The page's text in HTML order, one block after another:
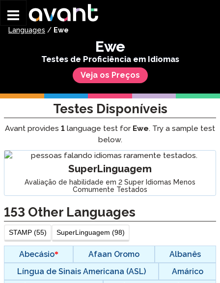
Languages / Ewe
Ewe
Testes de Proficiência em Idiomas
Veja os Preços
Testes Disponíveis
Avant provides 1 language test for Ewe. Try a sample test
below.
SuperLinguagem
Avaliação de habilidade em 2 Super Idiomas Menos
Comumente Testados
153 Other Languages
STAMP (55) SuperLinguagem (98)
Abecásio Afaan Oromo
Albanês
Língua de Sinais Americana (ASL)
Amárico